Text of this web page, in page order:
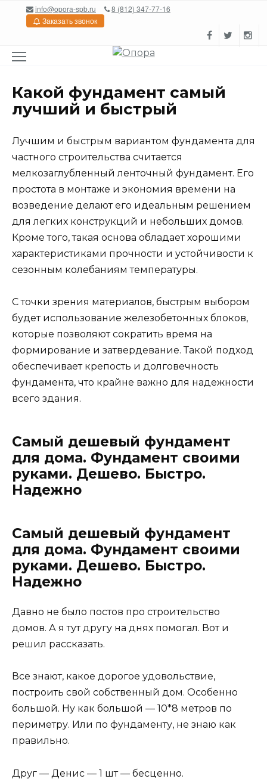
Перейтиinfo@opora-spb.ru
8 (812) 347-77-16
Заказать звонок
Какой фундамент самый
лучший и быстрый
Лучшим и быстрым вариантом фундамента для
частного строительства считается
мелкозаглубленный ленточный фундамент. Его
простота в монтаже и экономия времени на
возведение делают его идеальным решением
для легких конструкций и небольших домов.
Кроме того, такая основа обладает хорошими
характеристиками прочности и устойчивости к
сезонным колебаниям температуры.
С точки зрения материалов, быстрым выбором
будет использование железобетонных блоков,
которые позволяют сократить время на
формирование и затвердевание. Такой подход
обеспечивает крепость и долговечность
фундамента, что крайне важно для надежности
всего здания.
Самый дешевый фундамент
для дома. Фундамент своими
руками. Дешево. Быстро.
Надежно
Самый дешевый фундамент
для дома. Фундамент своими
руками. Дешево. Быстро.
Надежно
Давно не было постов про строительство
домов. А я тут другу на днях помогал. Вот и
решил рассказать.
Все знают, какое дорогое удовольствие,
построить свой собственный дом. Особенно
большой. Ну как большой — 10*8 метров по
периметру. Или по фундаменту, не знаю как
правильно.
Друг — Денис — 1 шт — бесценно.